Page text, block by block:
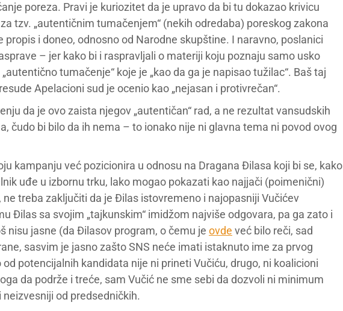
poreza. Pravi je kuriozitet da je upravo da bi tu dokazao krivicu
tzv. „autentičnim tumačenjem“ (nekih odredaba) poreskog zakona
propis i doneo, odnosno od Narodne skupštine. I naravno, poslanici
– jer kako bi i raspravljali o materiji koju poznaju samo usko
tumačenje“ koje je „kao da ga je napisao tužilac“. Baš taj
Apelacioni sud je ocenio kao „nejasan i protivrečan“.
da je ovo zaista njegov „autentičan“ rad, a ne rezultat vansudskih
čudo bi bilo da ih nema – to ionako nije ni glavna tema ni povod ovog
kampanju već pozicionira u odnosu na Dragana Đilasa koji bi se, kako
uđe u izbornu trku, lako mogao pokazati kao najjači (poimenični)
treba zaključiti da je Đilas istovremeno i najopasniji Vučićev
Đilas sa svojim „tajkunskim“ imidžom najviše odgovara, pa ga zato i
nisu jasne (da Đilasov program, o čemu je ovde već bilo reči, sad
sasvim je jasno zašto SNS neće imati istaknuto ime za prvog
potencijalnih kandidata nije ni prineti Vučiću, drugo, ni koalicioni
da podrže i treće, sam Vučić ne sme sebi da dozvoli ni minimum
od predsedničkih.